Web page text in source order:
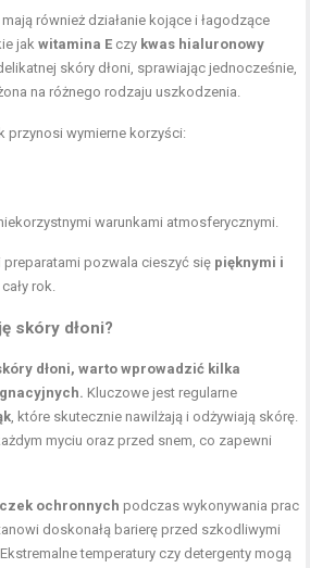
również działanie kojące i łagodzące
jakwitamina E czy kwas hialuronowy
skóry dłoni, sprawiając jednocześnie,
na różnego rodzaju uszkodzenia.
przynosi wymierne korzyści:
warunkami atmosferycznymi.
preparatami pozwala cieszyć się pięknymi i
rok.
skóry dłoni?
dłoni, warto wprowadzić kilka
Kluczowe jest regularne
, które skutecznie nawilżają i odżywiają skórę.
myciu oraz przed snem, co zapewni
ochronnych podczas wykonywania prac
doskonałą barierę przed szkodliwymi
temperatury czy detergenty mogą